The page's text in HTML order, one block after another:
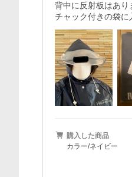
背中に反射板はあり
チャック付きの袋に
購入した商品
カラー/ネイビー